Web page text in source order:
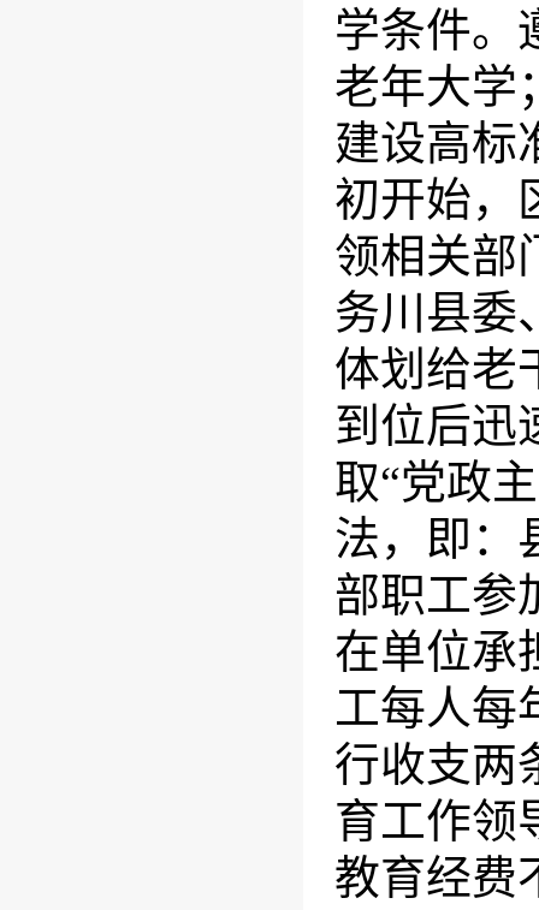
学条件。
老年大学
建设高标
初开始，
领相关部
务川县委
体划给老
到位后迅
取“党政
法，即：
部职工参
在单位承
工每人每
行收支两
育工作领
教育经费